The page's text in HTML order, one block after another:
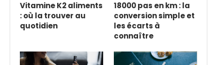
Vitamine K2 aliments
: où la trouver au
quotidien
18000 pas en km : la
conversion simple et
les écarts à
connaître